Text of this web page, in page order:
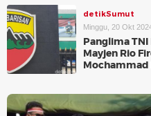
detikSumut
Minggu, 20 Okt
Panglima
Mayjen Rio
Mochammad